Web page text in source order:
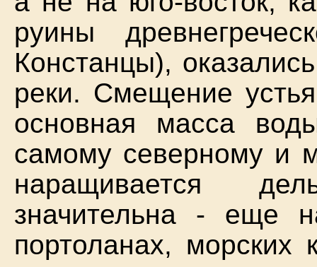
руины
Констанцы),
реки. Смещение
основная масса
самому северному и
наращивается
значительна - еще
портоланах, морских